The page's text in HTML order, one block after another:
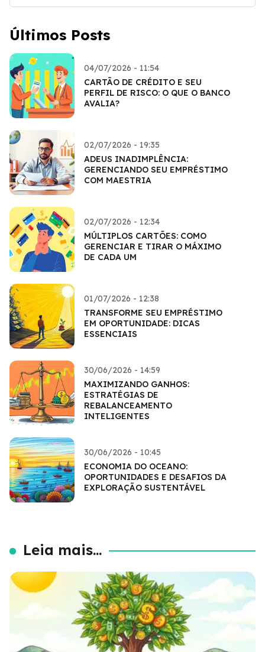
Últimos Posts
04/07/2026 - 11:54
CARTÃO DE CRÉDITO E SEU
PERFIL DE RISCO: O QUE O BANCO
AVALIA?
02/07/2026 - 19:35
ADEUS INADIMPLÊNCIA:
GERENCIANDO SEU EMPRÉSTIMO
COM MAESTRIA
02/07/2026 - 12:34
MÚLTIPLOS CARTÕES: COMO
GERENCIAR E TIRAR O MÁXIMO
DE CADA UM
01/07/2026 - 12:38
TRANSFORME SEU EMPRÉSTIMO
EM OPORTUNIDADE: DICAS
ESSENCIAIS
30/06/2026 - 14:59
MAXIMIZANDO GANHOS:
ESTRATÉGIAS DE
REBALANCEAMENTO
INTELIGENTES
30/06/2026 - 10:45
ECONOMIA DO OCEANO:
OPORTUNIDADES E DESAFIOS DA
EXPLORAÇÃO SUSTENTÁVEL
Leia mais...